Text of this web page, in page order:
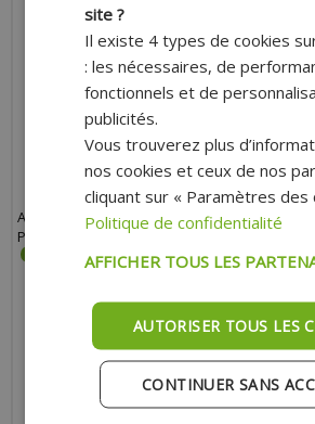
ANTI-FUITE AREXONS LIQUIDE
POUR RADIATEUR (300ML)
11.10 €
AJOUTER AU PANIER
(400ML)
site ?
Il existe 4 types de cookies
: les nécessaires, de
fonctionnels et de
publicités.
Vous trouverez plus
nos cookies et ceux de nos
cliquant sur « Paramètres des
Politique de confidentialité
AFFICHER TOUS LES
AUTORISER TOUS LES
CONTINUER SANS